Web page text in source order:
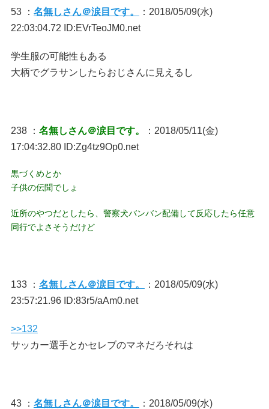
53 ： 名無しさん＠涙目です。
：2018/05/09(水)
22:03:04.72 ID:EVrTeoJM0.net
学生服の可能性もある
大柄でグラサンしたらおじさんに見えるし
238 ： 名無しさん＠涙目です。
：2018/05/11(金)
17:04:32.80 ID:Zg4tz9Op0.net
黒づくめとか
子供の伝聞でしょ
近所のやつだとしたら、警察犬バンバン配備して反応したら任意
同行でよさそうだけど
133 ： 名無しさん＠涙目です。
：2018/05/09(水)
23:57:21.96 ID:83r5/aAm0.net
>>132
サッカー選手とかセレブのマネだろそれは
43 ： 名無しさん＠涙目です。
：2018/05/09(水)